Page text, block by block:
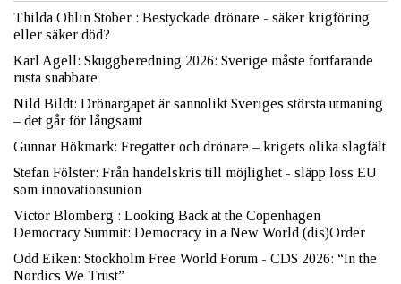
Thilda Ohlin Stober : Bestyckade drönare - säker krigföring
eller säker död?
Karl Agell: Skuggberedning 2026: Sverige måste fortfarande
rusta snabbare
Nild Bildt: Drönargapet är sannolikt Sveriges största utmaning
– det går för långsamt
Gunnar Hökmark: Fregatter och drönare – krigets olika slagfält
Stefan Fölster: Från handelskris till möjlighet - släpp loss EU
som innovationsunion
Victor Blomberg : Looking Back at the Copenhagen
Democracy Summit: Democracy in a New World (dis)Order
Odd Eiken: Stockholm Free World Forum - CDS 2026: “In the
Nordics We Trust”